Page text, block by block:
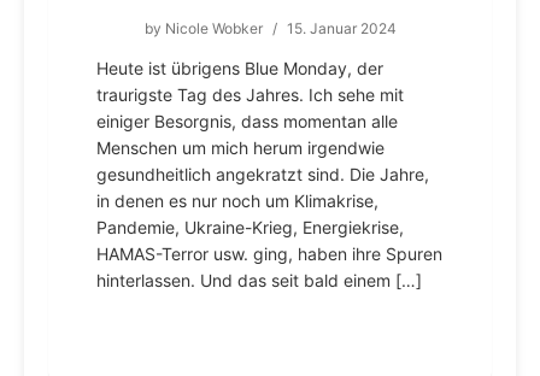
by Nicole Wobker / 15. Januar 2024
Heute ist übrigens Blue Monday, der
traurigste Tag des Jahres. Ich sehe mit
einiger Besorgnis, dass momentan alle
Menschen um mich herum irgendwie
gesundheitlich angekratzt sind. Die Jahre,
in denen es nur noch um Klimakrise,
Pandemie, Ukraine-Krieg, Energiekrise,
HAMAS-Terror usw. ging, haben ihre Spuren
hinterlassen. Und das seit bald einem […]